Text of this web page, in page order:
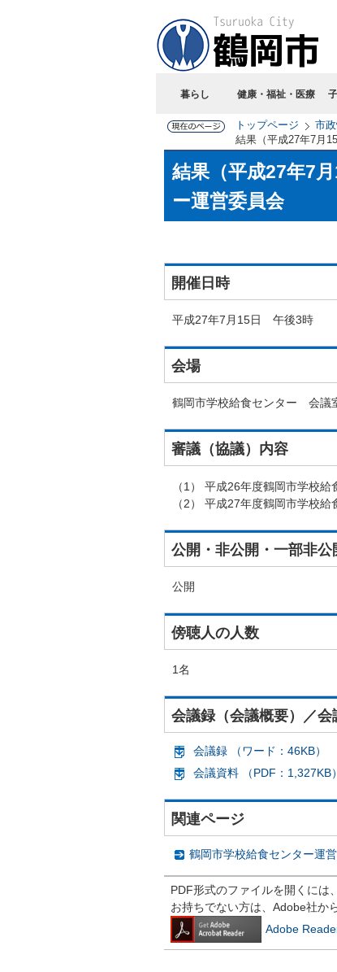
暮らし 健康・福祉・医療
トップページ 市
結果（平成27年7月
結果（平成27年7
ー運営委員会
開催日時
平成27年7月15日 午後3時
会場
鶴岡市学校給食センター 会議
審議（協議）内容
（1） 平成26年度鶴岡市学校
（2） 平成27年度鶴岡市学校
公開・非公開・一部非公
公開
傍聴人の人数
1名
会議録（会議概要）／会
会議録 （ワード：46KB）
会議資料 （PDF：1,327KB）
関連ページ
鶴岡市学校給食センター運
PDF形式のファイルを開くには
お持ちでない方は、Adobe社か
Adobe